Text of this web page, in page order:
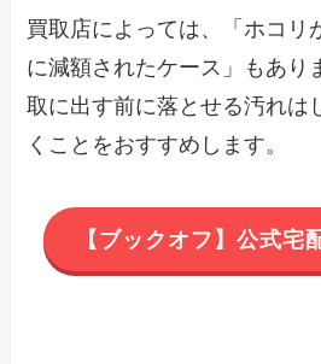
買取店によっては、「ホコリ
に減額されたケース」もあり
取に出す前に落とせる汚れは
くことをおすすめします。
【ブックオフ】公式宅